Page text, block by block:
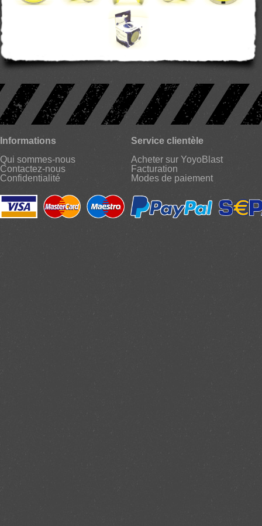
Informations
Qui sommes-nous
Contactez-nous
Confidentialité
Service clientèle
Acheter sur YoyoBlast
Facturation
Modes de paiement